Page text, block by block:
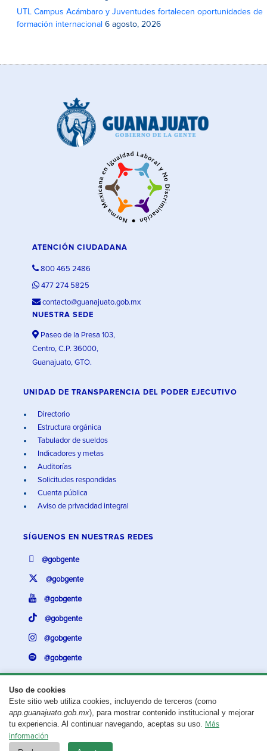
UTL Campus Acámbaro y Juventudes fortalecen oportunidades de
formación internacional 6 agosto, 2026
Uso de cookies
Este sitio web utiliza cookies, incluyendo de terceros (como
app.guanajuato.gob.mx), para mostrar contenido institucional y mejorar
tu experiencia. Al continuar navegando, aceptas su uso. Más
información
ATENCIÓN CIUDADANA
800 465 2486
477 274 5825
contacto@guanajuato.gob.mx
NUESTRA SEDE
Paseo de la Presa 103,
Centro, C.P. 36000,
Guanajuato, GTO.
UNIDAD DE TRANSPARENCIA DEL PODER EJECUTIVO
Directorio
Estructura orgánica
Tabulador de sueldos
Indicadores y metas
Auditorías
Solicitudes respondidas
Cuenta pública
Aviso de privacidad integral
SÍGUENOS EN NUESTRAS REDES
@gobgente
@gobgente
@gobgente
@gobgente
@gobgente
@gobgente
¿Existe algún problema con esta página?Repórtalo aquí.
Aviso legal